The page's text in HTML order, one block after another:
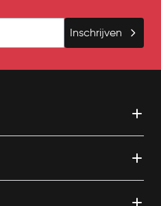
Inschrijven